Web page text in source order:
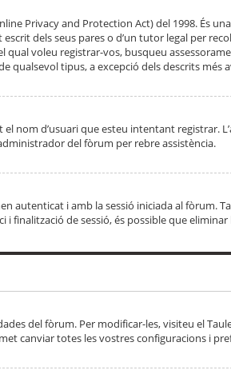
Privacy and Protection Act) del 1998. És
dels seus pares o d’un tutor legal per
qual voleu registrar-vos, busqueu
qualsevol tipus, a excepció dels descrits més
nom d’usuari que esteu intentant registrar.
del fòrum per rebre assistència.
autenticat i amb la sessió iniciada al fòrum.
finalització de sessió, és possible que
del fòrum. Per modificar-les, visiteu el
canviar totes les vostres configuracions i